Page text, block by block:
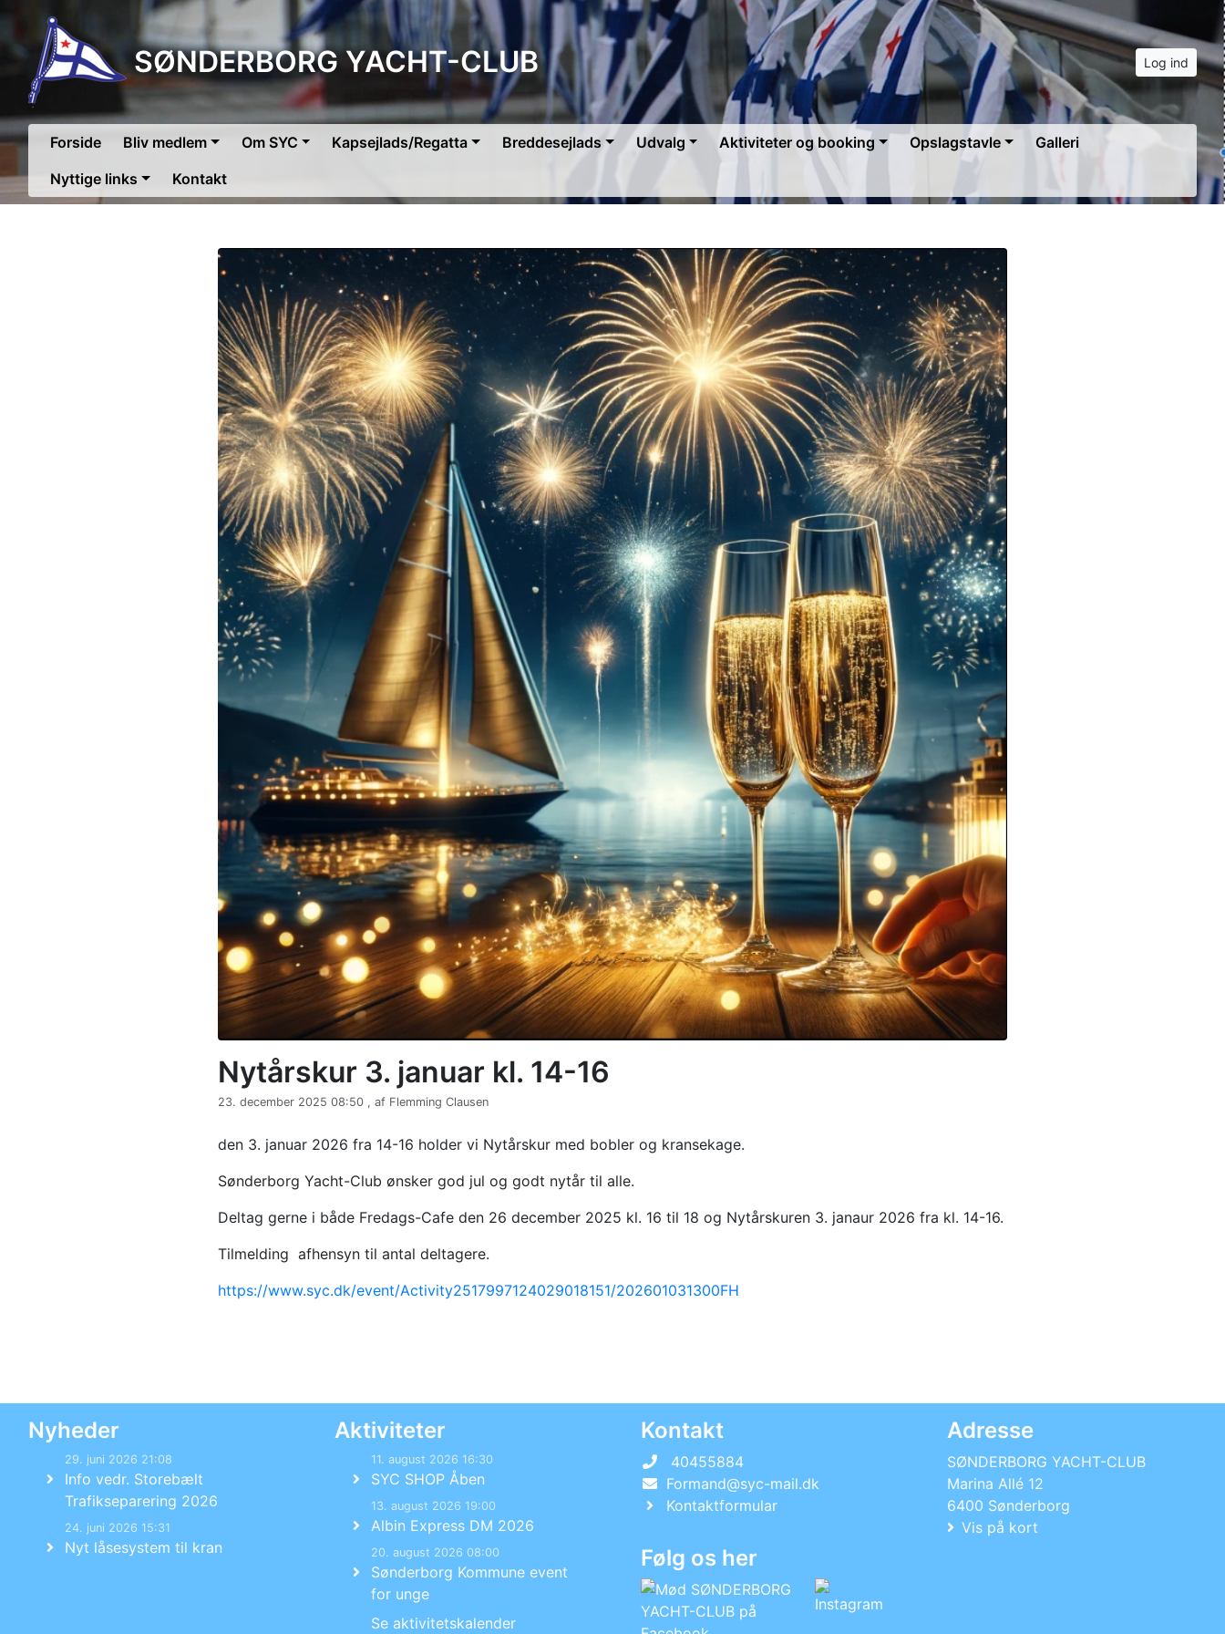
SØNDERBORG YACHT-CLUB Log ind
Forside Bliv medlem Om SYC Kapsejlads/Regatta Breddesejlads Udvalg Aktiviteter og booking Opslagstavle
Galleri
Nyttige links
Kontakt
Nytårskur 3. januar kl. 14-16
23. december 2025 08:50 , af Flemming Clausen
den 3. januar 2026 fra 14-16 holder vi Nytårskur med bobler og kransekage.
Sønderborg Yacht-Club ønsker god jul og godt nytår til alle.
Deltag gerne i både Fredags-Cafe den 26 december 2025 kl. 16 til 18 og Nytårskuren 3. janaur 2026 fra kl. 14-16.
Tilmelding afhensyn til antal deltagere.
https://www.syc.dk/event/Activity2517997124029018151/202601031300FH
Nyheder
29. juni 2026 21:08
Info vedr. Storebælt
Trafikseparering 2026
24. juni 2026 15:31
Nyt låsesystem til kran
Aktiviteter
11. august 2026 16:30
SYC SHOP Åben
13. august 2026 19:00
Albin Express DM 2026
20. august 2026 08:00
Sønderborg Kommune event
for unge
Se aktivitetskalender
Kontakt
40455884
Formand@syc-mail.dk
Kontaktformular
Følg os her
Adresse
SØNDERBORG YACHT-CLUB
Marina Allé 12
6400 Sønderborg
Vis på kort